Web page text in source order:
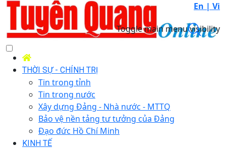
En | Vi
Toggle main menu visibility
THỜI SỰ - CHÍNH TRỊ
Tin trong tỉnh
Tin trong nước
Xây dựng Đảng - Nhà nước - MTTQ
Bảo vệ nền tảng tư tưởng của Đảng
Đạo đức Hồ Chí Minh
KINH TẾ